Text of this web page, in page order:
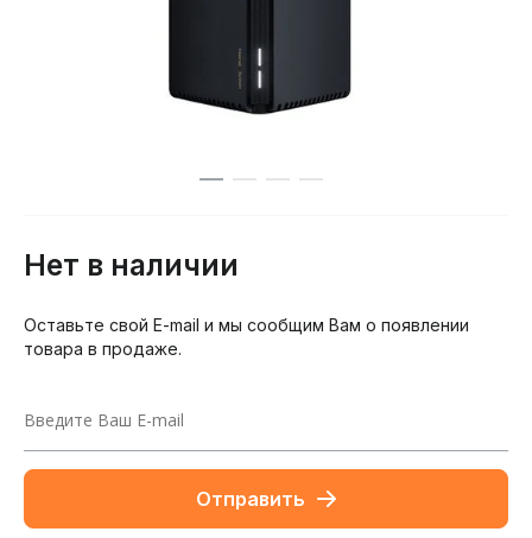
Нет в наличии
Оставьте свой E-mail и мы сообщим Вам о появлении
товара в продаже.
Отправить